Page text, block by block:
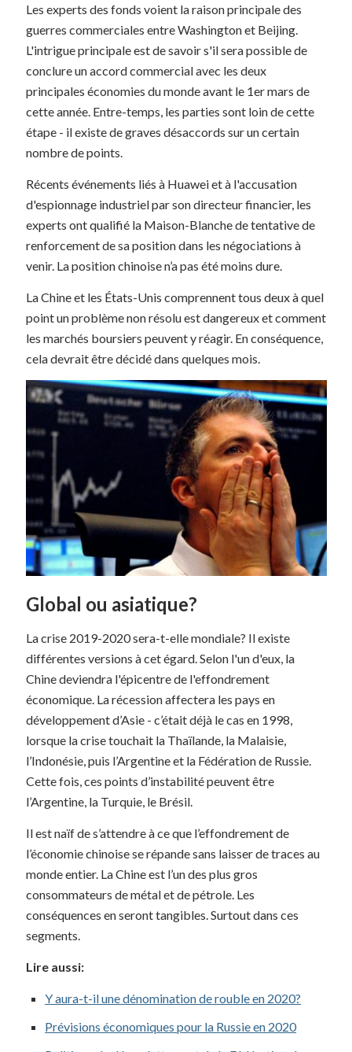
Les experts des fonds voient la raison principale des
guerres commerciales entre Washington et Beijing.
L'intrigue principale est de savoir s'il sera possible de
conclure un accord commercial avec les deux
principales économies du monde avant le 1er mars de
cette année. Entre-temps, les parties sont loin de cette
étape - il existe de graves désaccords sur un certain
nombre de points.
Récents événements liés à Huawei et à l'accusation
d'espionnage industriel par son directeur financier, les
experts ont qualifié la Maison-Blanche de tentative de
renforcement de sa position dans les négociations à
venir. La position chinoise n’a pas été moins dure.
La Chine et les États-Unis comprennent tous deux à quel
point un problème non résolu est dangereux et comment
les marchés boursiers peuvent y réagir. En conséquence,
cela devrait être décidé dans quelques mois.
Global ou asiatique?
La crise 2019-2020 sera-t-elle mondiale? Il existe
différentes versions à cet égard. Selon l'un d'eux, la
Chine deviendra l'épicentre de l'effondrement
économique. La récession affectera les pays en
développement d’Asie - c’était déjà le cas en 1998,
lorsque la crise touchait la Thaïlande, la Malaisie,
l’Indonésie, puis l’Argentine et la Fédération de Russie.
Cette fois, ces points d’instabilité peuvent être
l’Argentine, la Turquie, le Brésil.
Il est naïf de s’attendre à ce que l’effondrement de
l’économie chinoise se répande sans laisser de traces au
monde entier. La Chine est l’un des plus gros
consommateurs de métal et de pétrole. Les
conséquences en seront tangibles. Surtout dans ces
segments.
Lire aussi:
Y aura-t-il une dénomination de rouble en 2020?
Prévisions économiques pour la Russie en 2020